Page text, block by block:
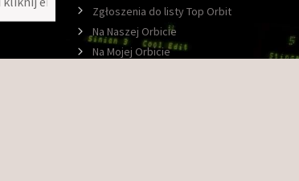
Zgłoszenia do listy Top Orbit
Na Naszej Orbicie
Na Mojej Orbicie